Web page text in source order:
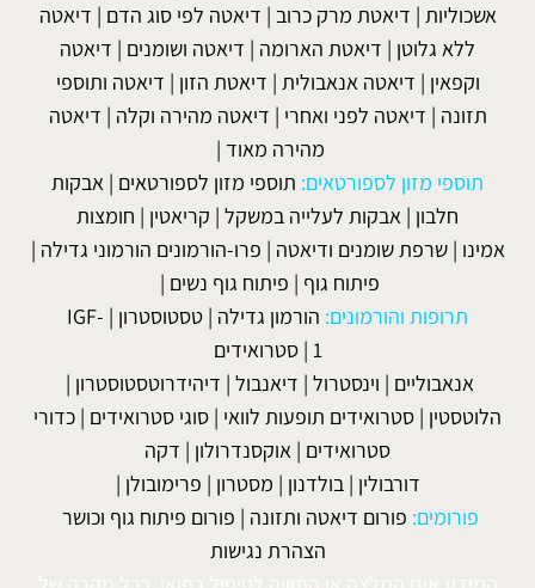
אשכוליות | דיאטת מרק כרוב | דיאטה לפי סוג הדם | דיאטה
ללא גלוטן | דיאטת הארומה | דיאטה ושומנים | דיאטה
וקפאין | דיאטה אנאבולית | דיאטת הזון | דיאטה ותוספי
תזונה | דיאטה לפני ואחרי | דיאטה מהירה וקלה | דיאטה
מהירה מאוד |
תוספי מזון לספורטאים: תוספי מזון לספורטאים | אבקות
חלבון | אבקות לעלייה במשקל | קריאטין | חומצות
אמינו |שרפת שומנים ודיאטה | פרו-הורמונים הורמוני גדילה |
פיתוח גוף | פיתוח גוף נשים |
תרופות והורמונים: הורמון גדילה | טסטוסטרון |
IGF-
1
|סטרואידים
אנאבוליים | וינסטרול | דיאנבול | דיהידרוטסטוסטרון |
הלוטסטין | סטרואידים תופעות לוואי | סוגי סטרואידים | כדורי
סטרואידים | אוקסנדרולון | דקה
דורבולין |בולדנון | מסטרון | פרימובולן |
פורומים: פורום דיאטה ותזונה | פורום פיתוח גוף וכושר
הצהרת נגישות